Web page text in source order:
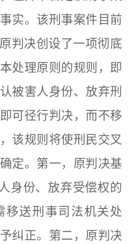
实。该刑事案件目前
判决创设了一项彻底
处理原则的规则，即
被害人身份、放弃刑
可径行判决，而不移
该规则将使刑民交叉
定。第一，原判决基
身份、放弃受偿权的
移送刑事司法机关处
纠正。第二，原判决